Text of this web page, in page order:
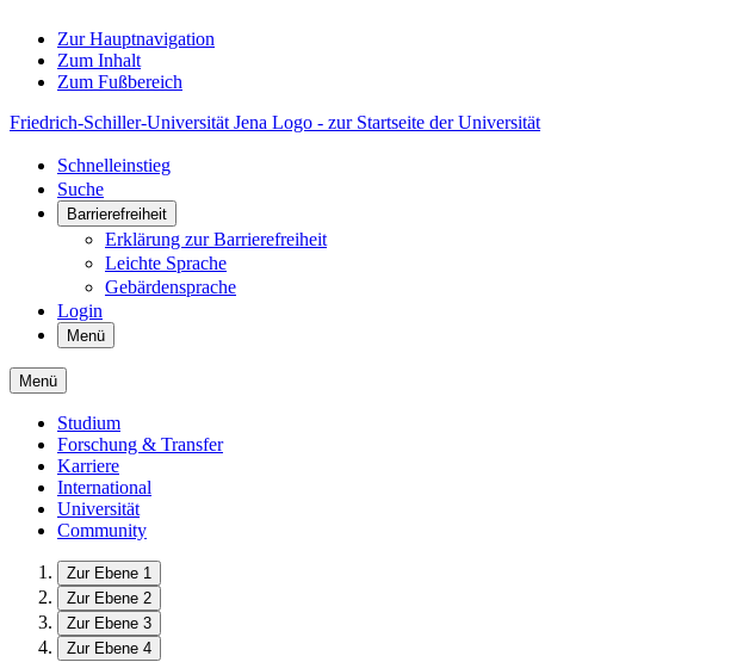
Zur Hauptnavigation
Zum Inhalt
Zum Fußbereich
Friedrich-Schiller-Universität Jena Logo - zur Startseite der Universität
Schnelleinstieg
Suche
Barrierefreiheit
Erklärung zur Barrierefreiheit
Leichte Sprache
Gebärdensprache
Login
Menü
Menü
Studium
Forschung & Transfer
Karriere
International
Universität
Community
Zur Ebene 1
Zur Ebene 2
Zur Ebene 3
Zur Ebene 4